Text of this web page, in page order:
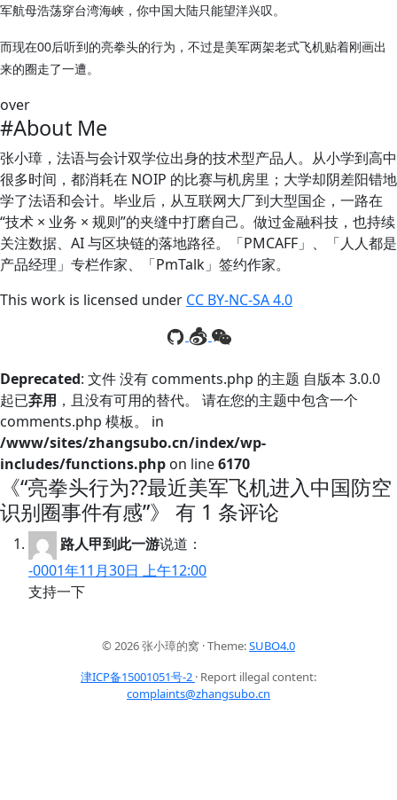
军航母浩荡穿台湾海峡，你中国大陆只能望洋兴叹。
而现在00后听到的亮拳头的行为，不过是美军两架老式飞机贴着刚画出
来的圈走了一遭。
over
#About Me
张小璋，法语与会计双学位出身的技术型产品人。从小学到高中
很多时间，都消耗在 NOIP 的比赛与机房里；大学却阴差阳错地
学了法语和会计。毕业后，从互联网大厂到大型国企，一路在
“技术 × 业务 × 规则”的夹缝中打磨自己。做过金融科技，也持续
关注数据、AI 与区块链的落地路径。「PMCAFF」、「人人都是
产品经理」专栏作家、「PmTalk」签约作家。
This work is licensed under CC BY-NC-SA 4.0
Deprecated: 文件 没有 comments.php 的主题 自版本 3.0.0
起已弃用 ，且没有可用的替代。 请在您的主题中包含一个
comments.php 模板。 in
/www/sites/zhangsubo.cn/index/wp-
includes/functions.php on line6170
《“亮拳头行为??最近美军飞机进入中国防空
识别圈事件有感”》 有 1 条评论
路人甲到此一游说道：
-0001年11月30日 上午12:00
支持一下
© 2026 张小璋的窝 · Theme:SUBO4.0
津ICP备15001051号-2 · Report illegal content:
complaints@zhangsubo.cn